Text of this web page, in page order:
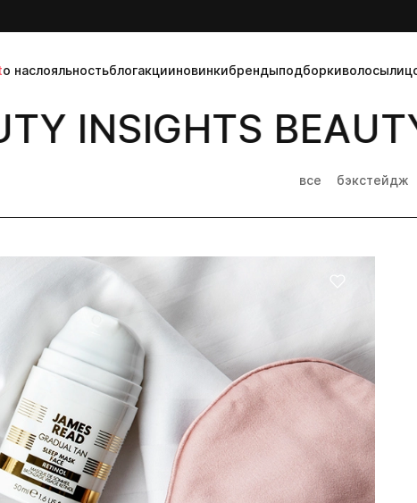
о наслояльностьблогакцииновинкибрендыподборкиволосы
INSIGHTS
все бэкстейдж